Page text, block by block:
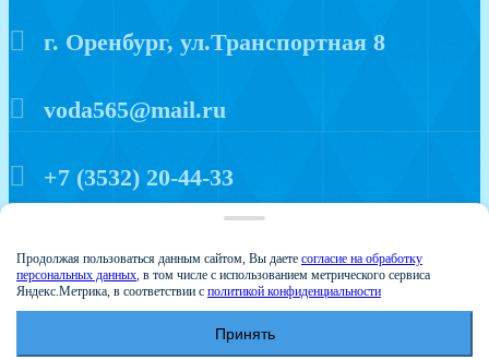
г. Оренбург, ул.Транспортная 8
voda565@mail.ru
+7 (3532) 20-44-33
Продолжая пользоваться данным сайтом, Вы даете согласие на обработку
персональных данных, в том числе с использованием метрического сервиса
Яндекс.Метрика, в соответствии с политикой конфиденциальности
Принять